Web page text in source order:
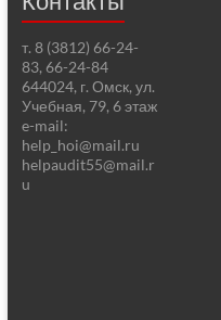
т. 8 (3812) 66-24-
83, 66-24-84
644024, г. Омск, ул.
Учебная, 79, 6 этаж
e-mail:
help_hoi@mail.ru
helpaudit55@mail.r
u